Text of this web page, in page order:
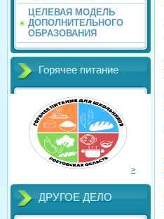
ЦЕЛЕВАЯ МОДЕЛЬ
ДОПОЛНИТЕЛЬНОГО
ОБРАЗОВАНИЯ
Горячее питание
>
ДРУГОЕ ДЕЛО